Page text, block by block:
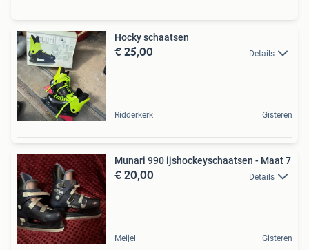
Hocky schaatsen
€ 25,00 Details
Ridderkerk Gisteren
Munari 990 ijshockeyschaatsen - Maat 7
€ 20,00 Details
Meijel Gisteren